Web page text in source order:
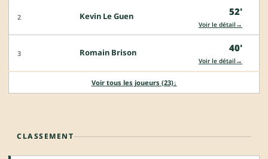
2 Kevin Le Guen 52'
Voir le détail →
3 Romain Brison 40'
Voir le détail →
Voir tous les joueurs (23)↓
CLASSEMENT